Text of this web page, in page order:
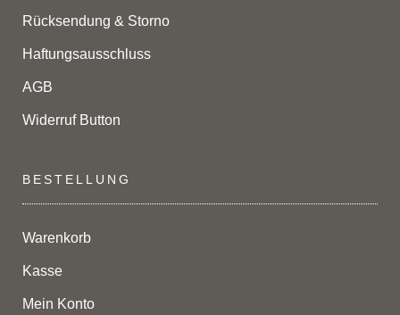
Rücksendung & Storno
Haftungsausschluss
AGB
Widerruf Button
BESTELLUNG
Warenkorb
Kasse
Mein Konto